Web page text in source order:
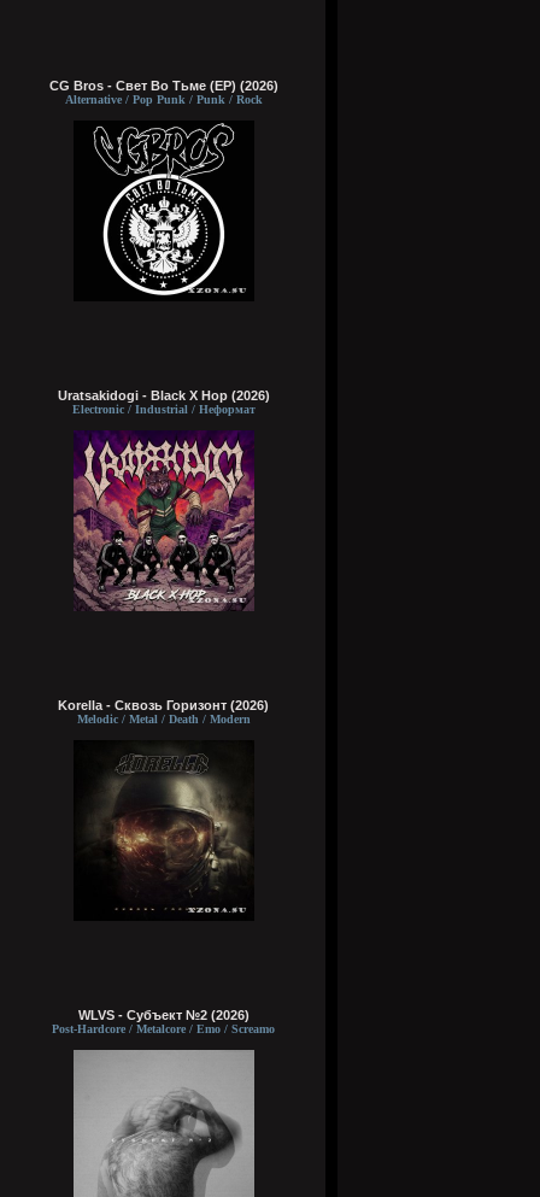
CG Bros - Свет Во Тьме (EP) (2026)
Alternative / Pop Punk / Punk / Rock
Uratsakidogi - Black X Hop (2026)
Electronic / Industrial / Неформат
Korella - Сквозь Горизонт (2026)
Melodic / Metal / Death / Modern
WLVS - Субъект №2 (2026)
Post-Hardcore / Metalcore / Emo / Screamo